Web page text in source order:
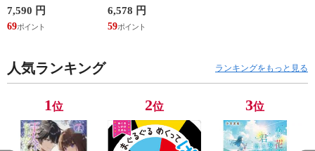
開発、設計・監理、
建設請負 第２版 /富
田裕 小里佳嵩
7,590 円
69
ワシマミワコ
6,578 円
59
人気ランキング ランキングをもっと見る
1位 2位 3位